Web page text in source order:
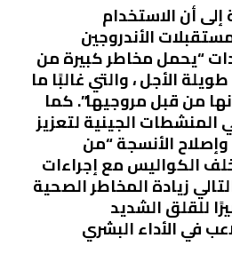
إلى أن الاستخدام
الأندروجين
“يحمل مخاطر كبيرة من
الأجل ، والتي غالبًا ما
من قبل مروجيها”. كما
الجينية لتعزيز
وإصلاح الأنسجة “من
الكواليس مع إجراءات
زيادة المخاطر الصحية
للقلق الشديد
في الأداء البشري